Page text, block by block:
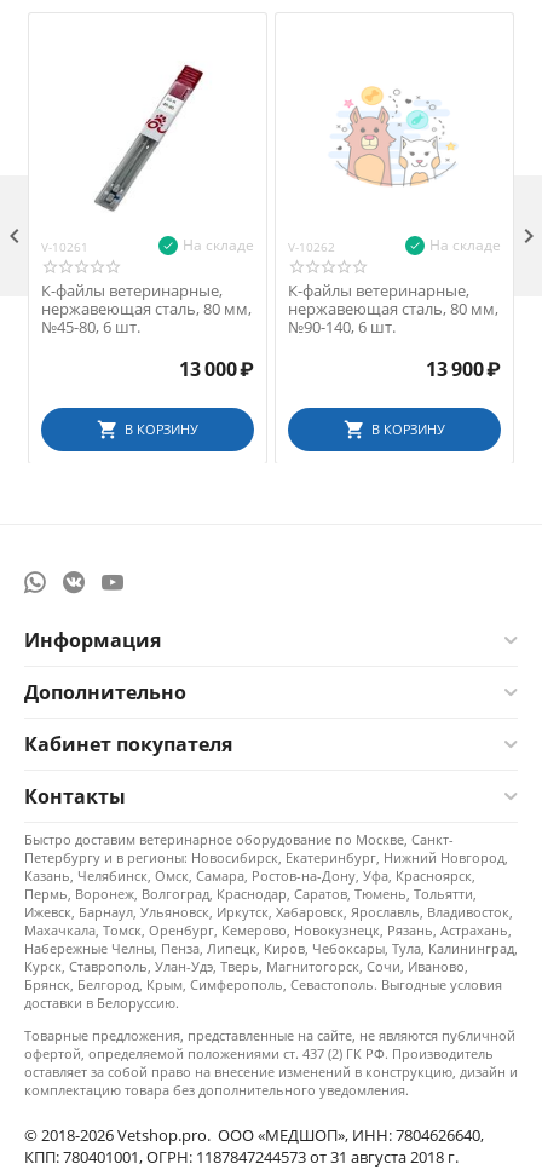
V-10261 На складе
К-файлы ветеринарные,
нержавеющая сталь, 80 мм,
№45-80, 6 шт.
13 000₽
В КОРЗИНУ
V-10262 На складе
К-файлы ветеринарные,
нержавеющая сталь, 80 мм,
№90-140, 6 шт.
13 900₽
В КОРЗИНУ
 
Информация
Дополнительно
Кабинет покупателя
Контакты
Быстро доставим ветеринарное оборудование по Москве, Санкт-
Петербургу и в регионы: Новосибирск, Екатеринбург, Нижний Новгород,
Казань, Челябинск, Омск, Самара, Ростов-на-Дону, Уфа, Красноярск,
Пермь, Воронеж, Волгоград, Краснодар, Саратов, Тюмень, Тольятти,
Ижевск, Барнаул, Ульяновск, Иркутск, Хабаровск, Ярославль, Владивосток,
Махачкала, Томск, Оренбург, Кемерово, Новокузнецк, Рязань, Астрахань,
Набережные Челны, Пенза, Липецк, Киров, Чебоксары, Тула, Калининград,
Курск, Ставрополь, Улан-Удэ, Тверь, Магнитогорск, Сочи, Иваново,
Брянск, Белгород, Крым, Симферополь, Севастополь. Выгодные условия
доставки в Белоруссию.
Товарные предложения, представленные на сайте, не являются публичной
офертой, определяемой положениями ст. 437 (2) ГК РФ. Производитель
оставляет за собой право на внесение изменений в конструкцию, дизайн и
комплектацию товара без дополнительного уведомления.
© 2018-2026 Vetshop.pro. ООО «МЕДШОП», ИНН: 7804626640,
КПП: 780401001, ОГРН: 1187847244573 от 31 августа 2018 г.